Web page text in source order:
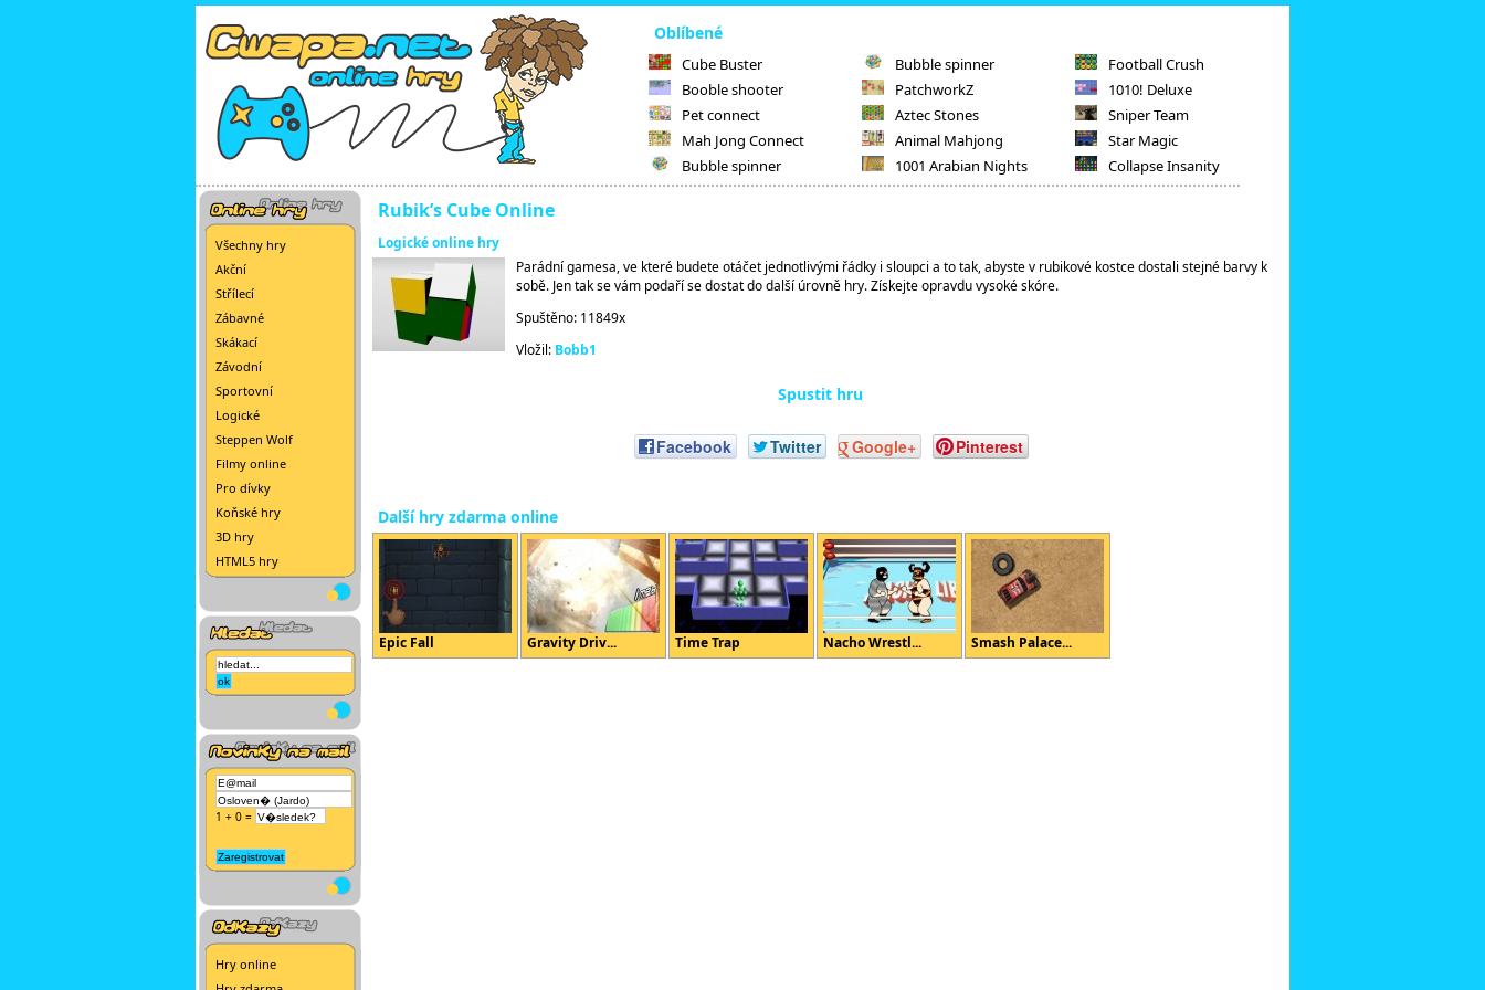
Oblíbené
Cube Buster
Booble shooter
Pet connect
Mah Jong Connect
Bubble spinner
Bubble spinner
PatchworkZ
Aztec Stones
Animal Mahjong
1001 Arabian Nights
Football Crush
1010! Deluxe
Sniper Team
Star Magic
Collapse Insanity
Všechny hry
Akční
Střílecí
Zábavné
Skákací
Závodní
Sportovní
Logické
Steppen Wolf
Filmy online
Pro dívky
Koňské hry
3D hry
HTML5 hry
1 + 0 =
Hry online
Rubik’s Cube Online
Logické online hry
Parádní gamesa, ve které budete otáčet jednotlivými řádky i sloupci a to tak, abyste v rubikové kostce dostali stejné barvy k
sobě. Jen tak se vám podaří se dostat do další úrovně hry. Získejte opravdu vysoké skóre.
Spuštěno: 11849x
Vložil: Bobb1
Spustit hru
Facebook Twitter Google+ Pinterest
Další hry zdarma online
Epic Fall Gravity Driv... Time Trap Nacho Wrestl... Smash Palace...